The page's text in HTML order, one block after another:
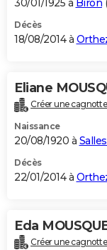
30/01/1925 à Biron (
Décès
18/08/2014 à
Eliane
Créer une
Naissance
20/08/1920 à
Décès
22/01/2014 à
Eda
Créer une